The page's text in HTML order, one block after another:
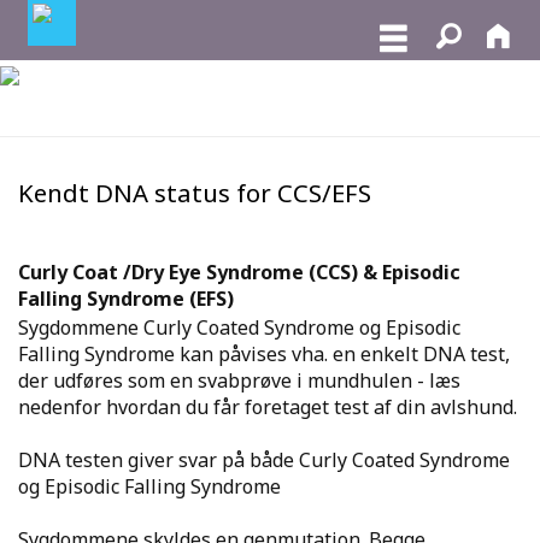
Kendt DNA status for CCS/EFS
Curly Coat /Dry Eye Syndrome (CCS) & Episodic
Falling Syndrome (EFS)
Sygdommene Curly Coated Syndrome og Episodic
Falling Syndrome kan påvises vha. en enkelt DNA test,
der udføres som en svabprøve i mundhulen - læs
nedenfor hvordan du får foretaget test af din avlshund.
DNA testen giver svar på både Curly Coated Syndrome
og Episodic Falling Syndrome